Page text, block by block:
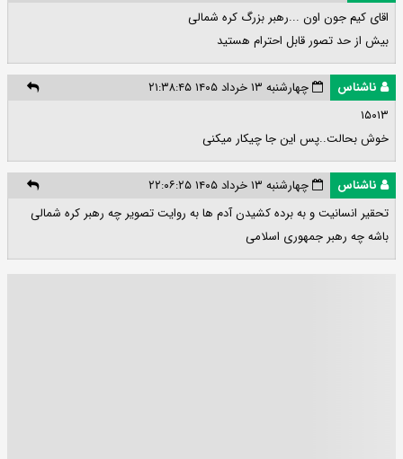
اقای کیم جون اون ...رهبر بزرگ کره شمالی
بیش از حد تصور قابل احترام هستید
ناشناس
چهارشنبه ۱۳ خرداد ۱۴۰۵ ۲۱:۳۸:۴۵
۱۵۰۱۳
خوش بحالت..پس این جا چیکار میکنی
ناشناس
چهارشنبه ۱۳ خرداد ۱۴۰۵ ۲۲:۰۶:۲۵
تحقیر انسانیت و به برده کشیدن آدم ها به روایت تصویر چه رهبر کره شمالی
باشه چه رهبر جمهوری اسلامی